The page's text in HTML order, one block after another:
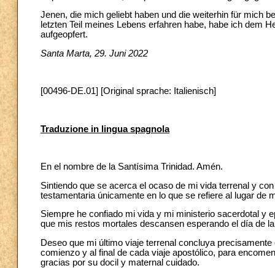
Jenen, die mich geliebt haben und die weiterhin für mich
letzten Teil meines Lebens erfahren habe, habe ich dem
aufgeopfert.
Santa Marta, 29. Juni 2022
[00496-DE.01] [Original sprache: Italienisch]
Traduzione in lingua spagnola
En el nombre de la Santísima Trinidad. Amén.
Sintiendo que se acerca el ocaso de mi vida terrenal y
testamentaria únicamente en lo que se refiere al lugar de
Siempre he confiado mi vida y mi ministerio sacerdotal y
que mis restos mortales descansen esperando el día de
Deseo que mi último viaje terrenal concluya
comienzo y al final de cada viaje apostólico, para
gracias por su docil y maternal cuidado.